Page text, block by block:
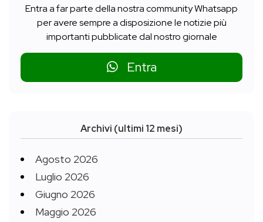
Entra a far parte della nostra community Whatsapp
per avere sempre a disposizione le notizie più
importanti pubblicate dal nostro giornale
Entra
Archivi (ultimi 12 mesi)
Agosto 2026
Luglio 2026
Giugno 2026
Maggio 2026